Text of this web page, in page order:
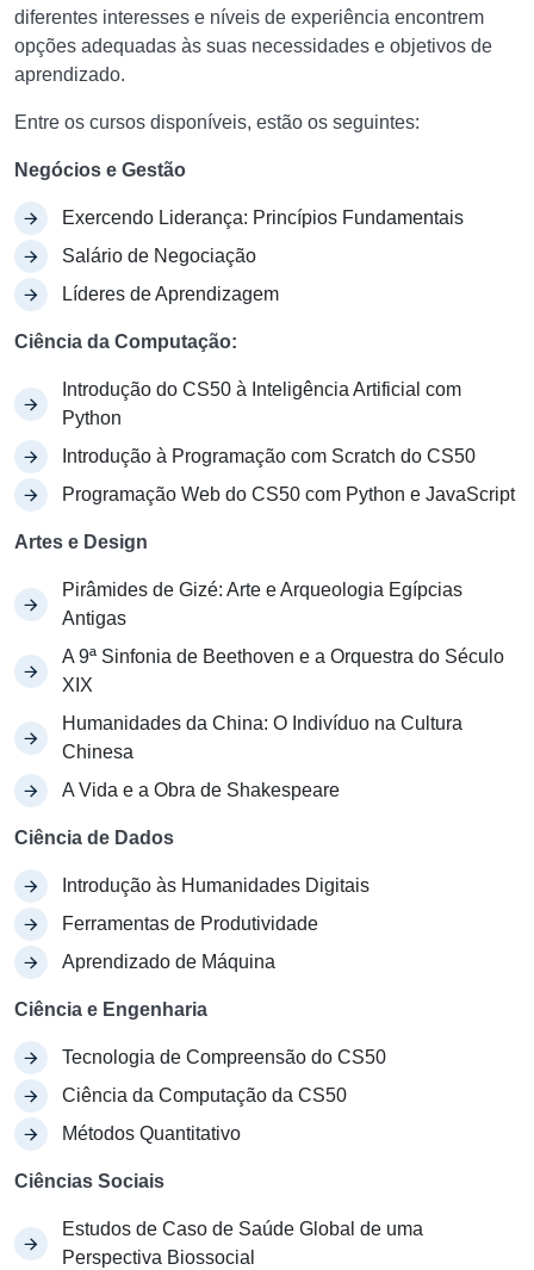
diferentes interesses e níveis de experiência encontrem
opções adequadas às suas necessidades e objetivos de
aprendizado.
Entre os cursos disponíveis, estão os seguintes:
Negócios e Gestão
Exercendo Liderança: Princípios Fundamentais
Salário de Negociação
Líderes de Aprendizagem
Ciência da Computação:
Introdução do CS50 à Inteligência Artificial com
Python
Introdução à Programação com Scratch do CS50
Programação Web do CS50 com Python e JavaScript
Artes e Design
Pirâmides de Gizé: Arte e Arqueologia Egípcias
Antigas
A 9ª Sinfonia de Beethoven e a Orquestra do Século
XIX
Humanidades da China: O Indivíduo na Cultura
Chinesa
A Vida e a Obra de Shakespeare
Ciência de Dados
Introdução às Humanidades Digitais
Ferramentas de Produtividade
Aprendizado de Máquina
Ciência e Engenharia
Tecnologia de Compreensão do CS50
Ciência da Computação da CS50
Métodos Quantitativo
Ciências Sociais
Estudos de Caso de Saúde Global de uma
Perspectiva Biossocial